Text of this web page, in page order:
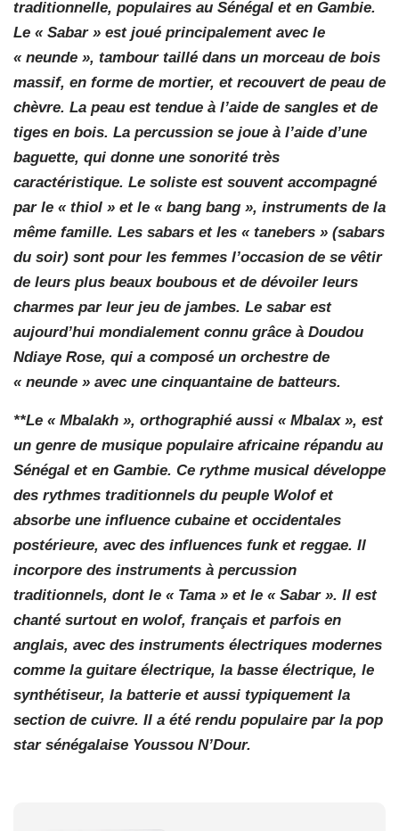
traditionnelle, populaires au Sénégal et en Gambie.
Le « Sabar » est joué principalement avec le
« neunde », tambour taillé dans un morceau de bois
massif, en forme de mortier, et recouvert de peau de
chèvre. La peau est tendue à l’aide de sangles et de
tiges en bois. La percussion se joue à l’aide d’une
baguette, qui donne une sonorité très
caractéristique. Le soliste est souvent accompagné
par le « thiol » et le « bang bang », instruments de la
même famille. Les sabars et les « tanebers » (sabars
du soir) sont pour les femmes l’occasion de se vêtir
de leurs plus beaux boubous et de dévoiler leurs
charmes par leur jeu de jambes. Le sabar est
aujourd’hui mondialement connu grâce à Doudou
Ndiaye Rose, qui a composé un orchestre de
« neunde » avec une cinquantaine de batteurs.
**Le « Mbalakh », orthographié aussi « Mbalax », est
un genre de musique populaire africaine répandu au
Sénégal et en Gambie. Ce rythme musical développe
des rythmes traditionnels du peuple Wolof et
absorbe une influence cubaine et occidentales
postérieure, avec des influences funk et reggae. Il
incorpore des instruments à percussion
traditionnels, dont le « Tama » et le « Sabar ». Il est
chanté surtout en wolof, français et parfois en
anglais, avec des instruments électriques modernes
comme la guitare électrique, la basse électrique, le
synthétiseur, la batterie et aussi typiquement la
section de cuivre. Il a été rendu populaire par la pop
star sénégalaise Youssou N’Dour.